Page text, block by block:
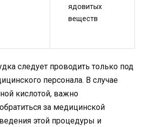
ядовитых
веществ
следует проводить только под
персонала. В случае
кислотой, важно
за медицинской
этой процедуры и